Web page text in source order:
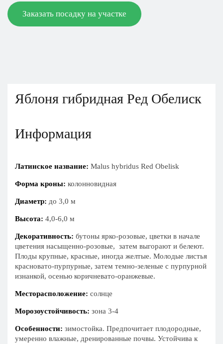
Заказать посадку на участке
Яблоня гибридная Ред Обелиск
Информация
Латинское название: Malus hybridus Red Obelisk
Форма кроны: колонновидная
Диаметр: до 3,0 м
Высота: 4,0-6,0 м
Декоративность: бутоны ярко-розовые, цветки в начале
цветения насыщенно-розовые, затем выгорают и белеют.
Плоды крупные, красные, иногда желтые. Молодые листья
красновато-пурпурные, затем темно-зеленые с пурпурной
изнанкой, осенью коричневато-оранжевые.
Месторасположение: солнце
Морозоустойчивость: зона 3-4
Особенности: зимостойка. Предпочитает плодородные,
умеренно влажные, дренированные почвы. Устойчива к